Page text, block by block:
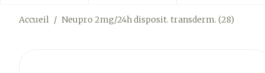
Accueil / Neupro 2mg/24h disposit. transderm. (28)
Neupro 2mg/24h